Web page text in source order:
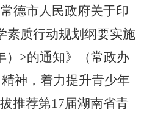
德市人民政府关于印
素质行动规划纲要实施
>的通知》（常政办
神，着力提升青少年
推荐第17届湖南省青